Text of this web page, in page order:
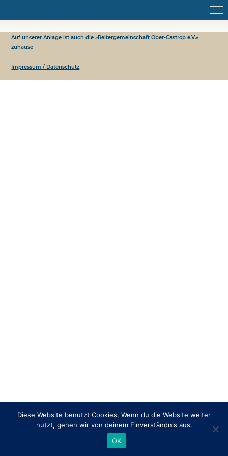
Auf unserer Anlage ist auch die»Reitergemeinschaft Ober-Castrop e.V.«
zuhause
Impressum / Datenschutz
Diese Website benutzt Cookies. Wenn du die Website weiter
nutzt, gehen wir von deinem Einverständnis aus.
OK